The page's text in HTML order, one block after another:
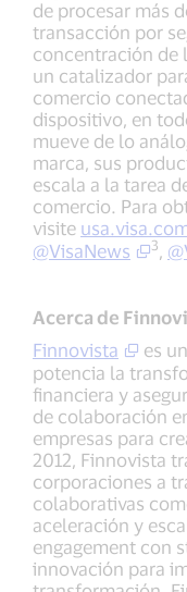
de procesar más
transacción por
concentración de
un catalizador
comercio
dispositivo, en
mueve de lo
marca, sus
escala a la tarea
comercio. Para
visite
@VisaNews
3
Acerca de
Finnovista
es
potencia la
financiera y
de colaboración
empresas para
2012, Finnovista
corporaciones a
colaborativas
aceleración y
engagement con
innovación para